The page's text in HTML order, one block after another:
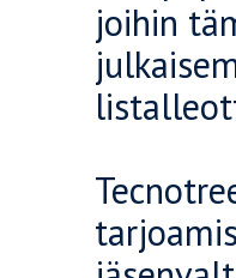
joihin